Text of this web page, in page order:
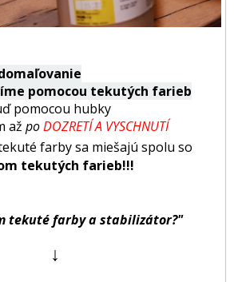
pomocou tekutých farieb
pomocou hubky
až poDOZRETÍ A VYSCHNUTÍ
farby sa miešajú spolu so
tekutých farieb!!!
tekuté farby a stabilizátor?"
↓